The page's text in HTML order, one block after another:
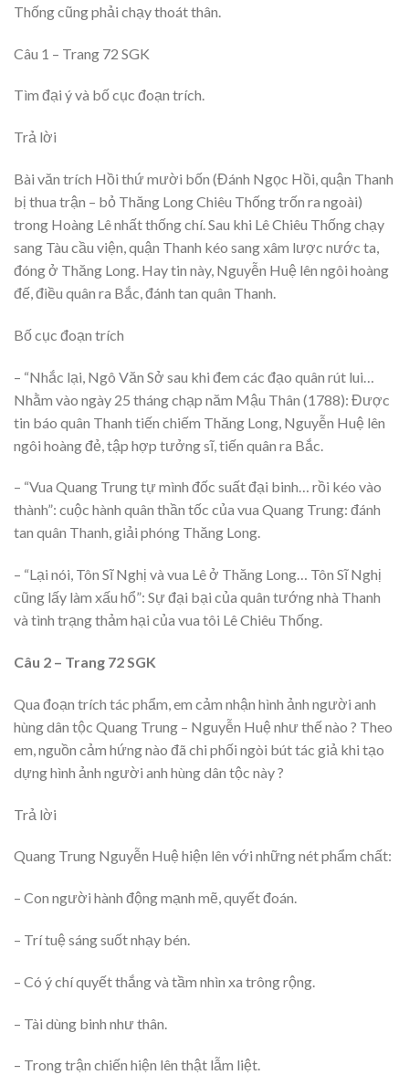
Thống cũng phải chạy thoát thân.
Câu 1 – Trang 72 SGK
Tìm đại ý và bố cục đoạn trích.
Trả lời
Bài văn trích Hồi thứ mười bốn (Đánh Ngọc Hồi, quận Thanh
bị thua trận – bỏ Thăng Long Chiêu Thống trốn ra ngoài)
trong Hoàng Lê nhất thống chí. Sau khi Lê Chiêu Thống chạy
sang Tàu cầu viện, quận Thanh kéo sang xâm lược nước ta,
đóng ở Thăng Long. Hay tin này, Nguyễn Huệ lên ngôi hoàng
đế, điều quân ra Bắc, đánh tan quân Thanh.
Bố cục đoạn trích
– “Nhắc lại, Ngô Văn Sở sau khi đem các đạo quân rút lui…
Nhằm vào ngày 25 tháng chạp năm Mậu Thân (1788): Được
tin báo quân Thanh tiến chiếm Thăng Long, Nguyễn Huệ lên
ngôi hoàng đẻ, tập hợp tưởng sĩ, tiến quân ra Bắc.
– “Vua Quang Trung tự mình đốc suất đại binh… rồi kéo vào
thành”: cuộc hành quân thần tốc của vua Quang Trung: đánh
tan quân Thanh, giải phóng Thăng Long.
– “Lại nói, Tôn Sĩ Nghị và vua Lê ở Thăng Long… Tôn Sĩ Nghị
cũng lấy làm xấu hổ”: Sự đại bại của quân tướng nhà Thanh
và tình trạng thảm hại của vua tôi Lê Chiêu Thống.
Câu 2 – Trang 72 SGK
Qua đoạn trích tác phẩm, em cảm nhận hình ảnh người anh
hùng dân tộc Quang Trung – Nguyễn Huệ như thế nào ? Theo
em, nguồn cảm hứng nào đã chi phối ngòi bút tác giả khi tạo
dựng hình ảnh người anh hùng dân tộc này ?
Trả lời
Quang Trung Nguyễn Huệ hiện lên với những nét phẩm chất:
– Con người hành động mạnh mẽ, quyết đoán.
– Trí tuệ sáng suốt nhạy bén.
– Có ý chí quyết thắng và tầm nhìn xa trông rộng.
– Tài dùng binh như thân.
– Trong trận chiến hiện lên thật lẫm liệt.